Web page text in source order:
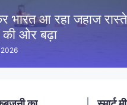
भारत आ रहा जहाज
ओर बढ़ा